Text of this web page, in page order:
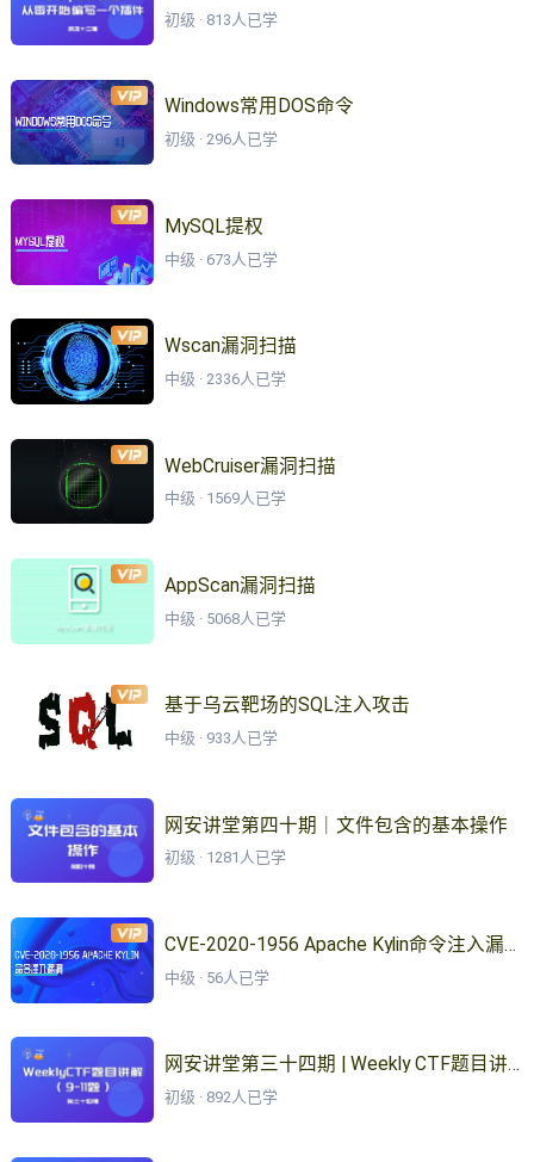
初级 · 813人已学
Windows常用DOS命令
初级 · 296人已学
MySQL提权
中级 · 673人已学
Wscan漏洞扫描
中级 · 2336人已学
WebCruiser漏洞扫描
中级 · 1569人已学
AppScan漏洞扫描
中级 · 5068人已学
基于乌云靶场的SQL注入攻击
中级 · 933人已学
网安讲堂第四十期｜文件包含的基本操作
初级 · 1281人已学
CVE-2020-1956 Apache Kylin命令注入漏洞
中级 · 56人已学
网安讲堂第三十四期 | Weekly CTF题目讲解（9-11）
初级 · 892人已学